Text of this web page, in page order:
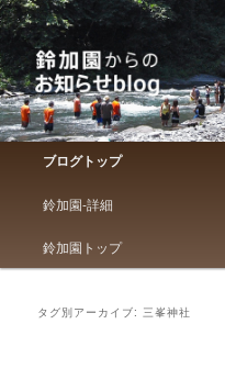
鈴加園からの
鈴加園からのお知らせです
メインメニュー
メインコンテンツへ移動
サブコンテンツへ移動
ブログトップ
鈴加園-詳細
鈴加園トップ
タグ別アーカイブ: 三峯神社